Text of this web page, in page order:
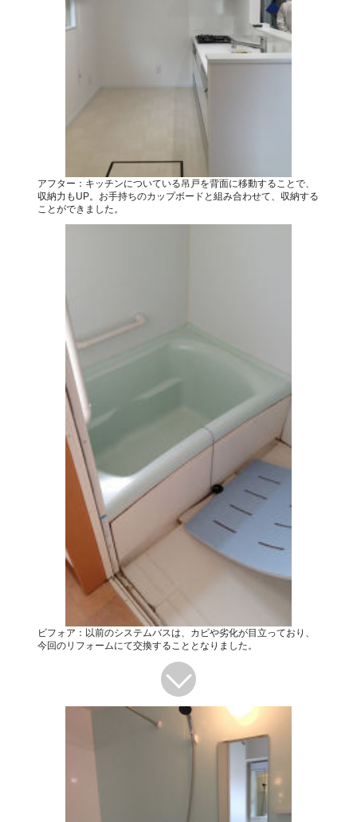
アフター：キッチンについている吊戸を背面に移動することで、
収納力もUP。お手持ちのカップボードと組み合わせて、収納する
ことができました。
ビフォア：以前のシステムバスは、カビや劣化が目立っており、
今回のリフォームにて交換することとなりました。